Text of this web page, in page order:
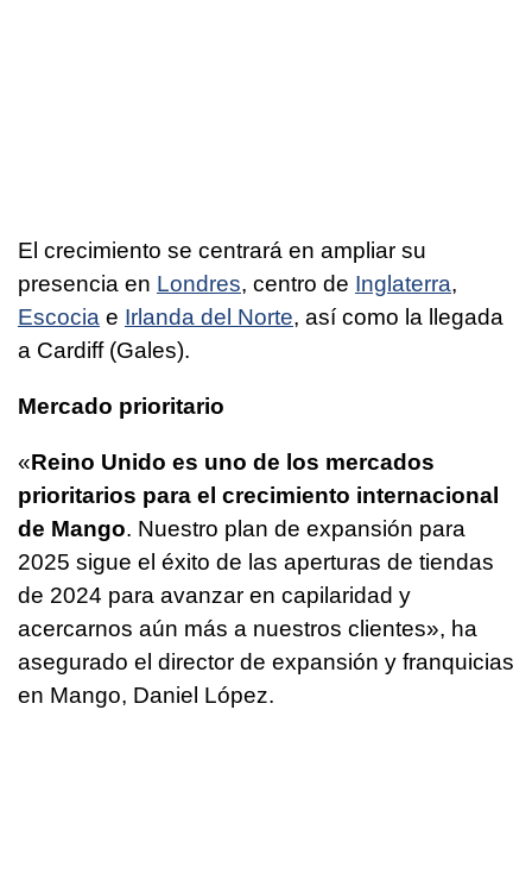
El crecimiento se centrará en ampliar su
presencia en Londres, centro de Inglaterra,
Escocia e Irlanda del Norte, así como la llegada
a Cardiff (Gales).
Mercado prioritario
«Reino Unido es uno de los mercados
prioritarios para el crecimiento internacional
de Mango. Nuestro plan de expansión para
2025 sigue el éxito de las aperturas de tiendas
de 2024 para avanzar en capilaridad y
acercarnos aún más a nuestros clientes», ha
asegurado el director de expansión y franquicias
en Mango, Daniel López.